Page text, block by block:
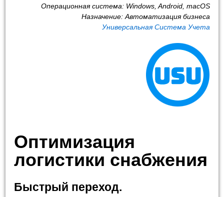
Операционная система: Windows, Android, macOS
Назначение: Автоматизация бизнеса
Универсальная Система Учета
Оптимизация
логистики снабжения
Быстрый переход.